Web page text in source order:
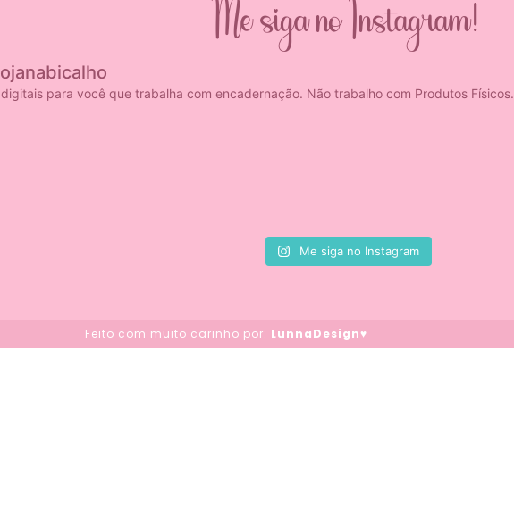
Me siga no Instagram!
para você que trabalha com encadernação. Não trabalho com Produtos Físicos.
Me siga no Instagram
Feito com muito carinho por: LunnaDesign♥